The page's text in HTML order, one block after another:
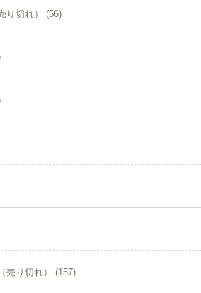
り切れ） (56)
売り切れ） (157)